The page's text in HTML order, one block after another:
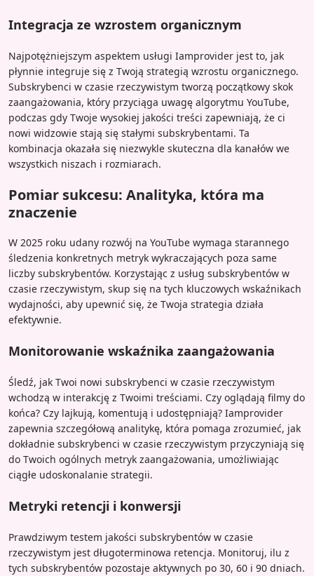
Integracja ze wzrostem organicznym
Najpotężniejszym aspektem usługi Iamprovider jest to, jak
płynnie integruje się z Twoją strategią wzrostu organicznego.
Subskrybenci w czasie rzeczywistym tworzą początkowy skok
zaangażowania, który przyciąga uwagę algorytmu YouTube,
podczas gdy Twoje wysokiej jakości treści zapewniają, że ci
nowi widzowie stają się stałymi subskrybentami. Ta
kombinacja okazała się niezwykle skuteczna dla kanałów we
wszystkich niszach i rozmiarach.
Pomiar sukcesu: Analityka, która ma
znaczenie
W 2025 roku udany rozwój na YouTube wymaga starannego
śledzenia konkretnych metryk wykraczających poza same
liczby subskrybentów. Korzystając z usług subskrybentów w
czasie rzeczywistym, skup się na tych kluczowych wskaźnikach
wydajności, aby upewnić się, że Twoja strategia działa
efektywnie.
Monitorowanie wskaźnika zaangażowania
Śledź, jak Twoi nowi subskrybenci w czasie rzeczywistym
wchodzą w interakcję z Twoimi treściami. Czy oglądają filmy do
końca? Czy lajkują, komentują i udostępniają? Iamprovider
zapewnia szczegółową analitykę, która pomaga zrozumieć, jak
dokładnie subskrybenci w czasie rzeczywistym przyczyniają się
do Twoich ogólnych metryk zaangażowania, umożliwiając
ciągłe udoskonalanie strategii.
Metryki retencji i konwersji
Prawdziwym testem jakości subskrybentów w czasie
rzeczywistym jest długoterminowa retencja. Monitoruj, ilu z
tych subskrybentów pozostaje aktywnych po 30, 60 i 90 dniach.